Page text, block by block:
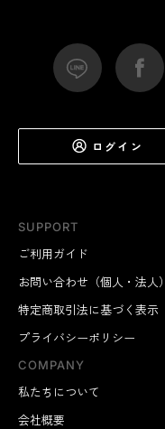
SUPPORT
ご利用ガイド
お問い合わせ（個人・法人）
特定商取引法に基づく表示
プライバシーポリシー
COMPANY
私たちについて
会社概要
ログイン